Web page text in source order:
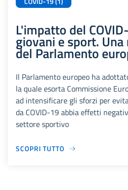
L'impatto del
giovani e sport.
del Parlamento
Il Parlamento europeo ha
la quale esorta Commissione
ad intensificare gli sforzi per
da COVID-19 abbia effetti
settore sportivo
SCOPRI TUTTO